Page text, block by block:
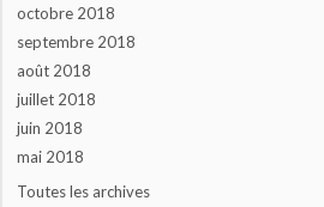
octobre 2018
septembre 2018
août 2018
juillet 2018
juin 2018
mai 2018
Toutes les archives